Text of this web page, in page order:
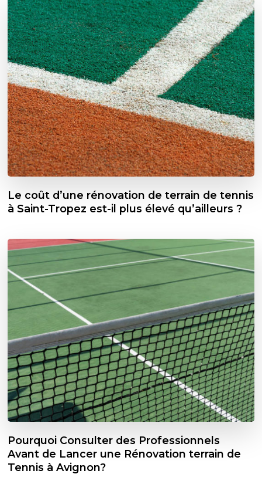
Le coût d’une rénovation de terrain de tennis
à Saint-Tropez est-il plus élevé qu’ailleurs ?
Pourquoi Consulter des Professionnels
Avant de Lancer une Rénovation terrain de
Tennis à Avignon?